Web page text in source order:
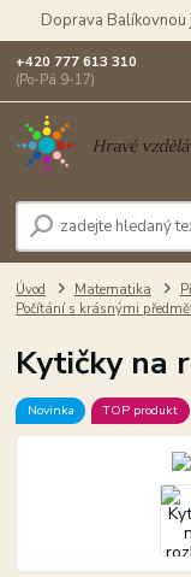
Doprava Balíkovnou
+420 777 613 310
(Po-Pá 9-17)
Úvod Matematika
Počítání s krásnými
Kytičky na
Novinka TOP produkt